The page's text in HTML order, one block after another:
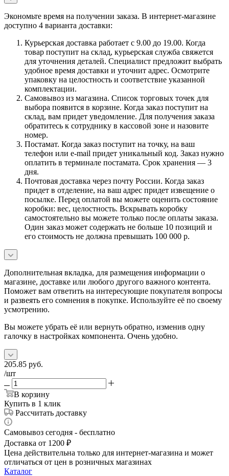
Экономьте время на получении заказа. В интернет-магазине
доступно 4 варианта доставки:
Курьерская доставка работает с 9.00 до 19.00. Когда
товар поступит на склад, курьерская служба свяжется
для уточнения деталей. Специалист предложит выбрать
удобное время доставки и уточнит адрес. Осмотрите
упаковку на целостность и соответствие указанной
комплектации.
Самовывоз из магазина. Список торговых точек для
выбора появится в корзине. Когда заказ поступит на
склад, вам придет уведомление. Для получения заказа
обратитесь к сотруднику в кассовой зоне и назовите
номер.
Постамат. Когда заказ поступит на точку, на ваш
телефон или e-mail придет уникальный код. Заказ нужно
оплатить в терминале постамата. Срок хранения — 3
дня.
Почтовая доставка через почту России. Когда заказ
придет в отделение, на ваш адрес придет извещение о
посылке. Перед оплатой вы можете оценить состояние
коробки: вес, целостность. Вскрывать коробку
самостоятельно вы можете только после оплаты заказа.
Один заказ может содержать не больше 10 позиций и
его стоимость не должна превышать 100 000 р.
Дополнительная вкладка, для размещения информации о
магазине, доставке или любого другого важного контента.
Поможет вам ответить на интересующие покупателя вопросы
и развеять его сомнения в покупке. Используйте её по своему
усмотрению.
Вы можете убрать её или вернуть обратно, изменив одну
галочку в настройках компонента. Очень удобно.
205.85 руб.
/шт
В корзину
Купить в 1 клик
Рассчитать доставку
Самовывоз сегодня - бесплатно
Доставка от 1200 ₽
Цена действительна только для интернет-магазина и может
отличаться от цен в розничных магазинах
Каталог